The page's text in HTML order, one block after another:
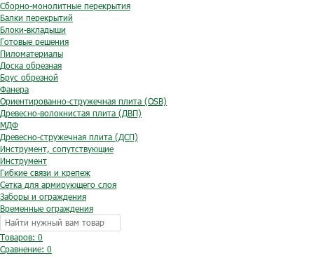
Сборно-монолитные перекрытия
Балки перекрытий
Блоки-вкладыши
Готовые решения
Пиломатериалы
Доска обрезная
Брус обрезной
Фанера
Ориентированно-стружечная плита (OSB)
Древесно-волокнистая плита (ДВП)
МДФ
Древесно-стружечная плита (ДСП)
Инструмент, сопутствующие
Инструмент
Гибкие связи и крепеж
Сетка для армирующего слоя
Заборы и ограждения
Временные ограждения
Товаров: 0
Сравнение: 0